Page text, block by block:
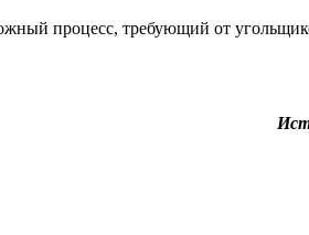
процесс, требующий от